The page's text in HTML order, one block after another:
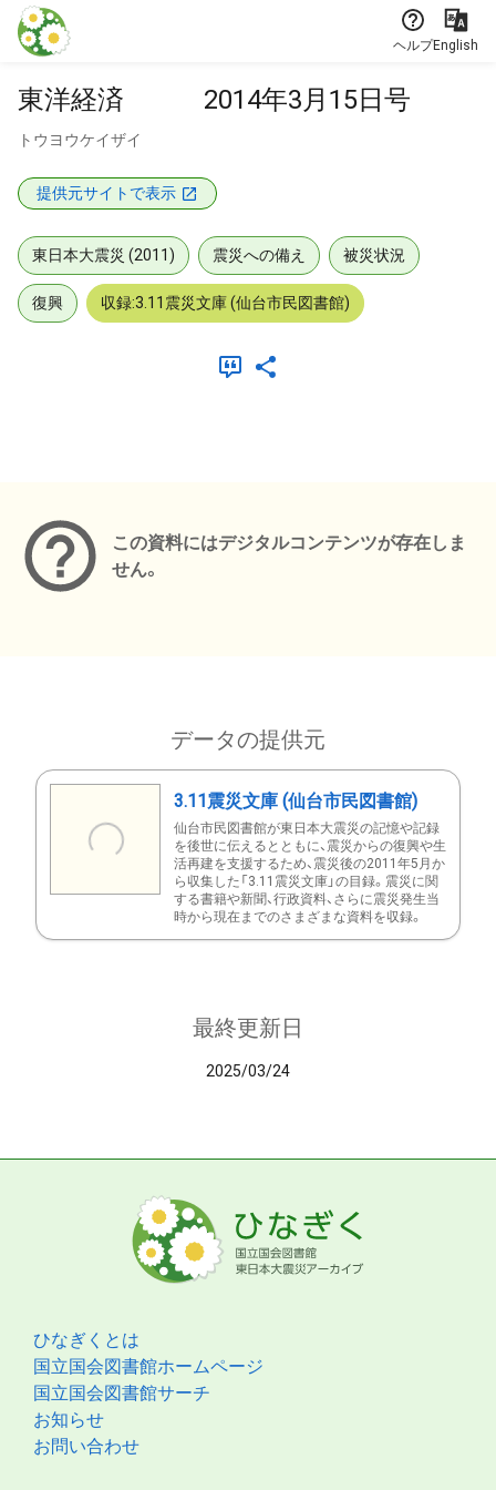
本文に飛ぶ
ヘルプEnglish
東洋経済 2014年3月15日号
トウヨウケイザイ
提供元サイトで表示
東日本大震災 (2011) 震災への備え 被災状況
復興 収録:3.11震災文庫 (仙台市民図書館)
この資料にはデジタルコンテンツが存在しま
せん。
データの提供元
3.11震災文庫 (仙台市民図書館)
仙台市民図書館が東日本大震災の記憶や記録
を後世に伝えるとともに、震災からの復興や生
活再建を支援するため、震災後の2011年5月か
ら収集した「3.11震災文庫」の目録。震災に関
する書籍や新聞、行政資料、さらに震災発生当
時から現在までのさまざまな資料を収録。
最終更新日
2025/03/24
ひなぎくとは
国立国会図書館ホームページ
国立国会図書館サーチ
お知らせ
お問い合わせ